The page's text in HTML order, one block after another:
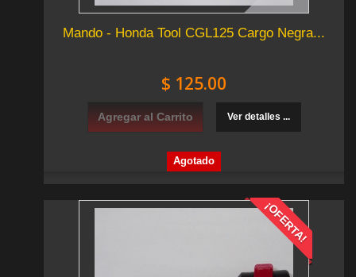
Mando - Honda Tool CGL125 Cargo Negra...
$ 125.00
Agregar al Carrito Ver detalles ...
Agotado
¡OFERTA!